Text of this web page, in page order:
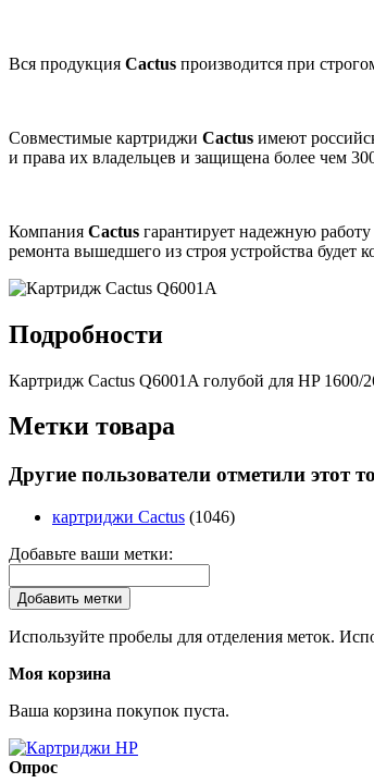
Вся продукция Cactus производится при
Совместимые картриджи Cactus имеют
и права их владельцев и защищена более чем
Компания Cactus гарантирует надежную
ремонта вышедшего из строя устройства будет
Подробности
Картридж Cactus Q6001A голубой для HP 1600/
Метки товара
Другие пользователи отметили этот
картриджи Cactus (1046)
Добавьте ваши метки:
Добавить метки
Используйте пробелы для отделения меток.
Моя корзина
Ваша корзина покупок пуста.
Опрос